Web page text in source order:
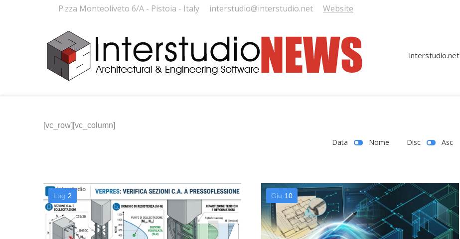
P.zza Monteoliveto 6/A - Pistoia - Italy interstudio@interstudio.net Website
interstudio.net
[vc_row][vc_column]
Data Nome Disc Asc
Lug 2 Giu 10